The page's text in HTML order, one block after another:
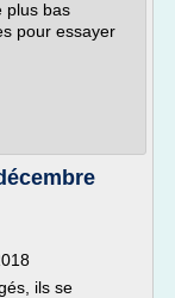
plus bas
pour essayer
ils se